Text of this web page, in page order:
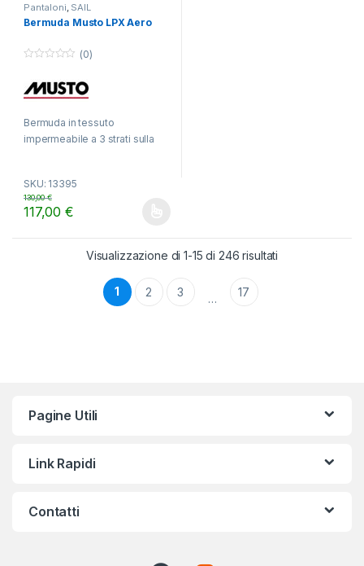
Pantaloni SAIL
Bermuda Musto LPX Aero
u
t
5
(0)
Bermuda in tessuto
impermeabile a 3 strati sulla
SKU: 13395
117,00€
130,00€
Questo prodotto ha più varianti. Le opzioni possono essere
Visualizzazione di 1-15 di 246 risultati
1 2 3 … 17
Pagine Utili
Link Rapidi
Contatti